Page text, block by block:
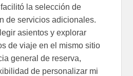
la selección de
de servicios adicionales.
asientos y explorar
de viaje en el mismo sitio
general de reserva,
de personalizar mi